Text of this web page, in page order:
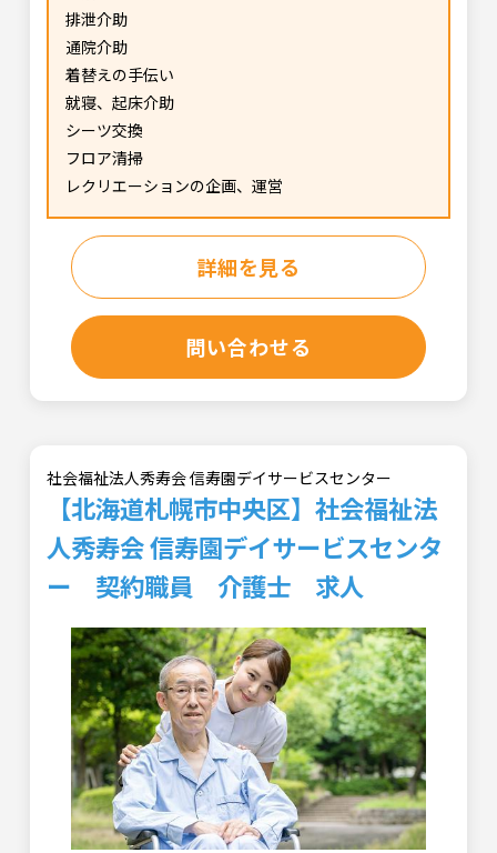
排泄介助
通院介助
着替えの手伝い
就寝、起床介助
シーツ交換
フロア清掃
レクリエーションの企画、運営
詳細を見る
問い合わせる
社会福祉法人秀寿会 信寿園デイサービスセンター
【北海道札幌市中央区】社会福祉法
人秀寿会 信寿園デイサービスセンタ
ー 契約職員 介護士 求人